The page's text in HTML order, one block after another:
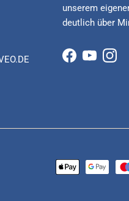
unserem
deutlich über
Facebook
YouTube